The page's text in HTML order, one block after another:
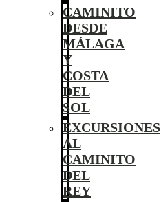
CAMINITO
DESDE
MÁLAGA
Y
COSTA
DEL
SOL
EXCURSIONES
AL
CAMINITO
DEL
REY